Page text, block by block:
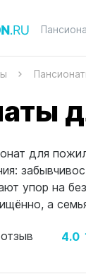
для
упор на
а
отзыв 4.0